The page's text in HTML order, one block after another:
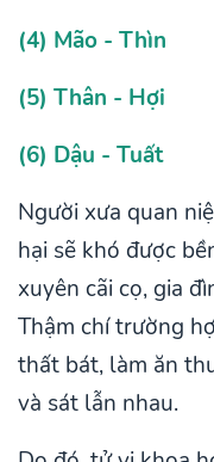
(4) Mão - Thìn
(5) Thân - Hợi
(6) Dậu - Tuất
Người xưa quan
hại sẽ khó được
xuyên cãi cọ, gia
Thậm chí trường
thất bát, làm ăn
và sát lẫn nhau.